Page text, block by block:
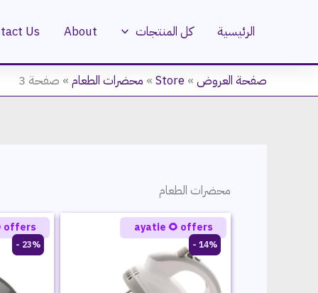
الرئيسية كل المنتجات About
Us
صفحة العروض »
Store
» محضرات الطعام » صفحة 3
محضرات الطعام
14% -
ayatie 🌻 offers
23% -
offers